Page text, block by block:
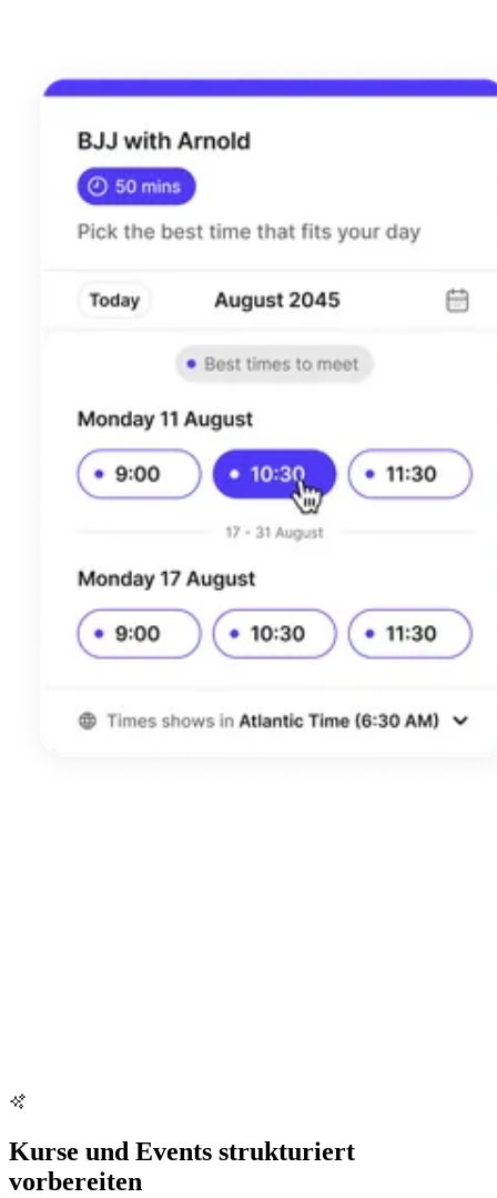
Kurse und Events strukturiert
vorbereiten